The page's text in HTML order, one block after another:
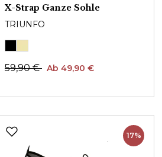
X-Strap Ganze Sohle
TRIUNFO
59,90 € Ab 49,90 €
17%